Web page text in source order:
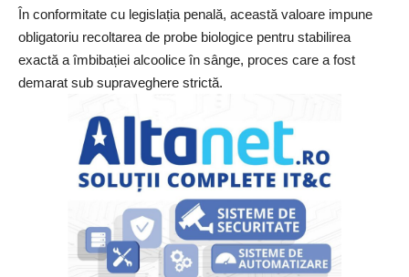
În conformitate cu legislația penală, această valoare impune
obligatoriu recoltarea de probe biologice pentru stabilirea
exactă a îmbibației alcoolice în sânge, proces care a fost
demarat sub supraveghere strictă.